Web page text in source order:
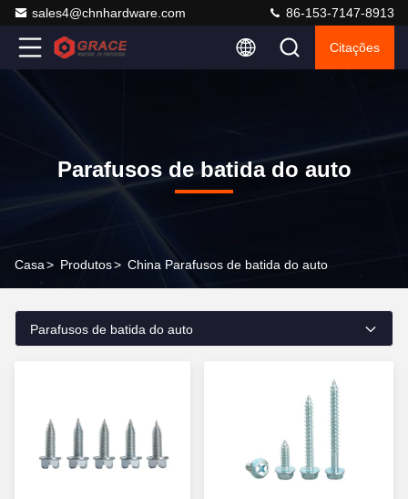
sales4@chnhardware.com 86-153-7147-8913
Citações
Parafusos de batida do auto
Casa> Produtos> China Parafusos de batida do auto
Parafusos de batida do auto